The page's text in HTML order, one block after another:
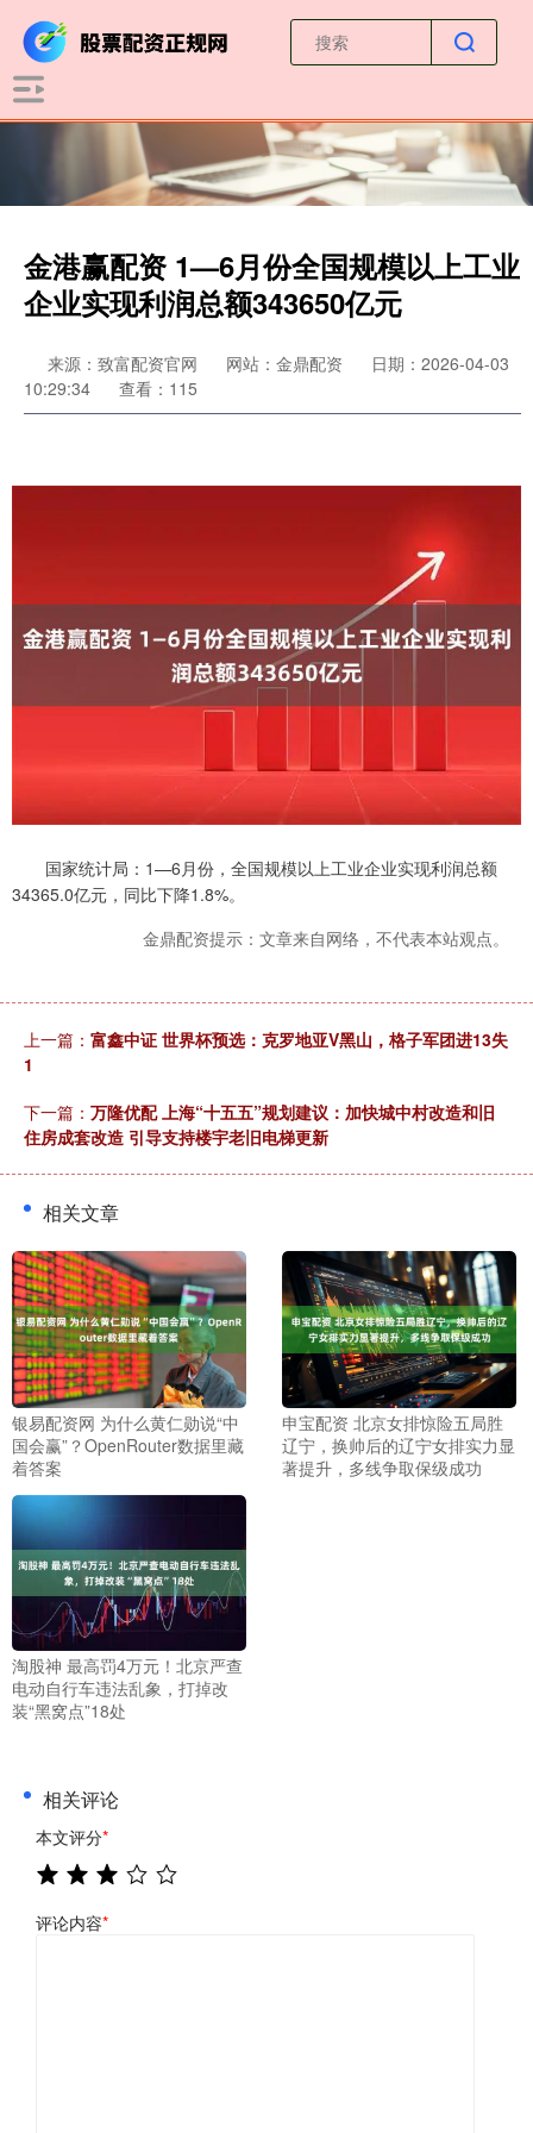
金港赢配资 1—6月份全国规模以上工业
企业实现利润总额343650亿元
来源：致富配资官网 网站：金鼎配资
日期：2026-04-03
10:29:34
查看：115
国家统计局：1—6月份，全国规模以上工业企业实现利润总额
34365.0亿元，同比下降1.8%。
金鼎配资提示：文章来自网络，不代表本站观点。
上一篇： 富鑫中证 世界杯预选：克罗地亚V黑山，格子军团进13失
1
下一篇： 万隆优配 上海“十五五”规划建议：加快城中村改造和旧
住房成套改造 引导支持楼宇老旧电梯更新
相关文章
银易配资网 为什么黄仁勋说“中
国会赢”？OpenRouter数据里藏
着答案
申宝配资 北京女排惊险五局胜
辽宁，换帅后的辽宁女排实力显
著提升，多线争取保级成功
淘股神 最高罚4万元！北京严查
电动自行车违法乱象，打掉改
装“黑窝点”18处
相关评论
本文评分*
评论内容*